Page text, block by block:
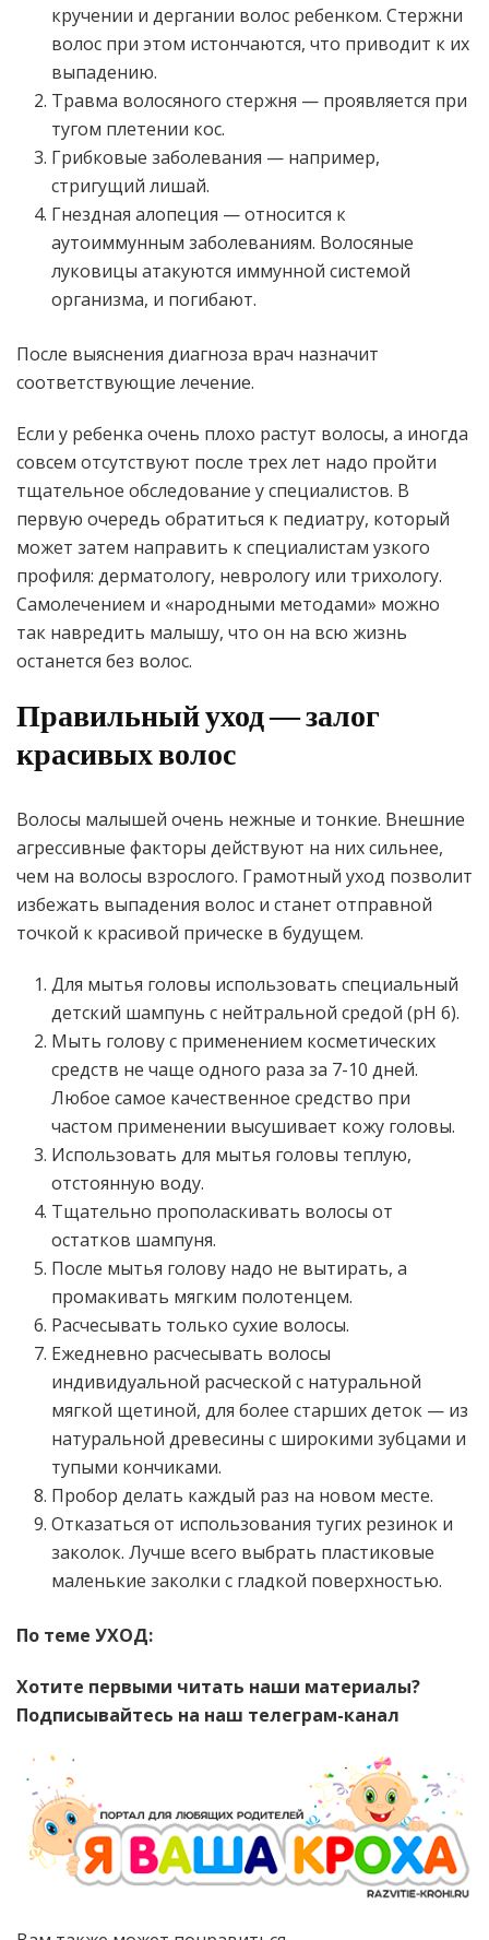
кручении и дергании волос ребенком. Стержни
волос при этом истончаются, что приводит к их
выпадению.
Травма волосяного стержня — проявляется при
тугом плетении кос.
Грибковые заболевания — например,
стригущий лишай.
Гнездная алопеция — относится к
аутоиммунным заболеваниям. Волосяные
луковицы атакуются иммунной системой
организма, и погибают.
После выяснения диагноза врач назначит
соответствующие лечение.
Если у ребенка очень плохо растут волосы, а иногда
совсем отсутствуют после трех лет надо пройти
тщательное обследование у специалистов. В
первую очередь обратиться к педиатру, который
может затем направить к специалистам узкого
профиля: дерматологу, неврологу или трихологу.
Самолечением и «народными методами» можно
так навредить малышу, что он на всю жизнь
останется без волос.
Правильный уход — залог
красивых волос
Волосы малышей очень нежные и тонкие. Внешние
агрессивные факторы действуют на них сильнее,
чем на волосы взрослого. Грамотный уход позволит
избежать выпадения волос и станет отправной
точкой к красивой прическе в будущем.
Для мытья головы использовать специальный
детский шампунь с нейтральной средой (рН 6).
Мыть голову с применением косметических
средств не чаще одного раза за 7-10 дней.
Любое самое качественное средство при
частом применении высушивает кожу головы.
Использовать для мытья головы теплую,
отстоянную воду.
Тщательно прополаскивать волосы от
остатков шампуня.
После мытья голову надо не вытирать, а
промакивать мягким полотенцем.
Расчесывать только сухие волосы.
Ежедневно расчесывать волосы
индивидуальной расческой с натуральной
мягкой щетиной, для более старших деток — из
натуральной древесины с широкими зубцами и
тупыми кончиками.
Пробор делать каждый раз на новом месте.
Отказаться от использования тугих резинок и
заколок. Лучше всего выбрать пластиковые
маленькие заколки с гладкой поверхностью.
По теме УХОД:
Хотите первыми читать наши материалы?
Подписывайтесь на наш телеграм-канал